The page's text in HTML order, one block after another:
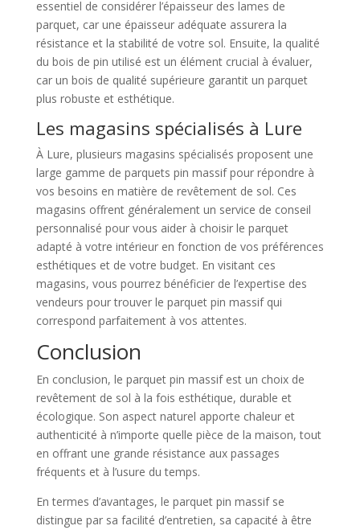
essentiel de considérer l’épaisseur des lames de
parquet, car une épaisseur adéquate assurera la
résistance et la stabilité de votre sol. Ensuite, la qualité
du bois de pin utilisé est un élément crucial à évaluer,
car un bois de qualité supérieure garantit un parquet
plus robuste et esthétique.
Les magasins spécialisés à Lure
À Lure, plusieurs magasins spécialisés proposent une
large gamme de parquets pin massif pour répondre à
vos besoins en matière de revêtement de sol. Ces
magasins offrent généralement un service de conseil
personnalisé pour vous aider à choisir le parquet
adapté à votre intérieur en fonction de vos préférences
esthétiques et de votre budget. En visitant ces
magasins, vous pourrez bénéficier de l’expertise des
vendeurs pour trouver le parquet pin massif qui
correspond parfaitement à vos attentes.
Conclusion
En conclusion, le parquet pin massif est un choix de
revêtement de sol à la fois esthétique, durable et
écologique. Son aspect naturel apporte chaleur et
authenticité à n’importe quelle pièce de la maison, tout
en offrant une grande résistance aux passages
fréquents et à l’usure du temps.
En termes d’avantages, le parquet pin massif se
distingue par sa facilité d’entretien, sa capacité à être